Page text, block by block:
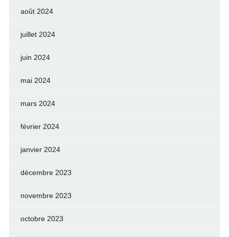
août 2024
juillet 2024
juin 2024
mai 2024
mars 2024
février 2024
janvier 2024
décembre 2023
novembre 2023
octobre 2023